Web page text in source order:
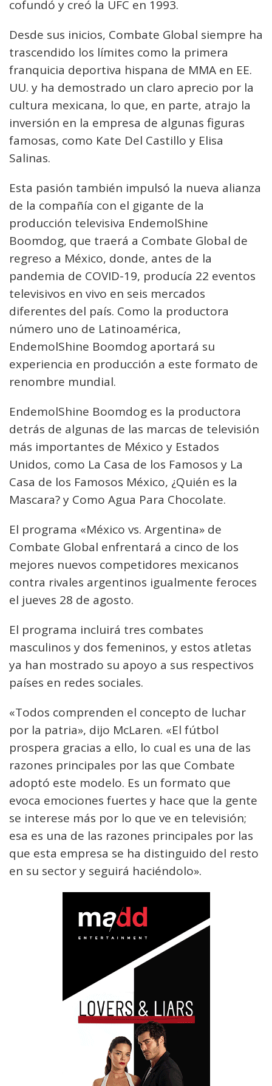
cofundó y creó la UFC en 1993.
Desde sus inicios, Combate Global siempre ha
trascendido los límites como la primera
franquicia deportiva hispana de MMA en EE.
UU. y ha demostrado un claro aprecio por la
cultura mexicana, lo que, en parte, atrajo la
inversión en la empresa de algunas figuras
famosas, como Kate Del Castillo y Elisa
Salinas.
Esta pasión también impulsó la nueva alianza
de la compañía con el gigante de la
producción televisiva EndemolShine
Boomdog, que traerá a Combate Global de
regreso a México, donde, antes de la
pandemia de COVID-19, producía 22 eventos
televisivos en vivo en seis mercados
diferentes del país. Como la productora
número uno de Latinoamérica,
EndemolShine Boomdog aportará su
experiencia en producción a este formato de
renombre mundial.
EndemolShine Boomdog es la productora
detrás de algunas de las marcas de televisión
más importantes de México y Estados
Unidos, como La Casa de los Famosos y La
Casa de los Famosos México, ¿Quién es la
Mascara? y Como Agua Para Chocolate.
El programa «México vs. Argentina» de
Combate Global enfrentará a cinco de los
mejores nuevos competidores mexicanos
contra rivales argentinos igualmente feroces
el jueves 28 de agosto.
El programa incluirá tres combates
masculinos y dos femeninos, y estos atletas
ya han mostrado su apoyo a sus respectivos
países en redes sociales.
«Todos comprenden el concepto de luchar
por la patria», dijo McLaren. «El fútbol
prospera gracias a ello, lo cual es una de las
razones principales por las que Combate
adoptó este modelo. Es un formato que
evoca emociones fuertes y hace que la gente
se interese más por lo que ve en televisión;
esa es una de las razones principales por las
que esta empresa se ha distinguido del resto
en su sector y seguirá haciéndolo».